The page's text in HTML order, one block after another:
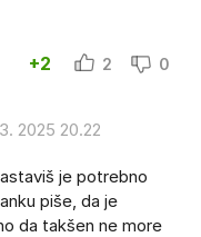
+2 2 0
2025 20.22
je potrebno
piše, da je
da takšen ne more